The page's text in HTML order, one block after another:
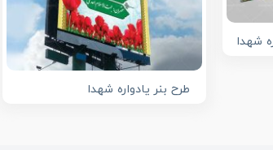
شهدا
طرح بنر یادواره شهدا